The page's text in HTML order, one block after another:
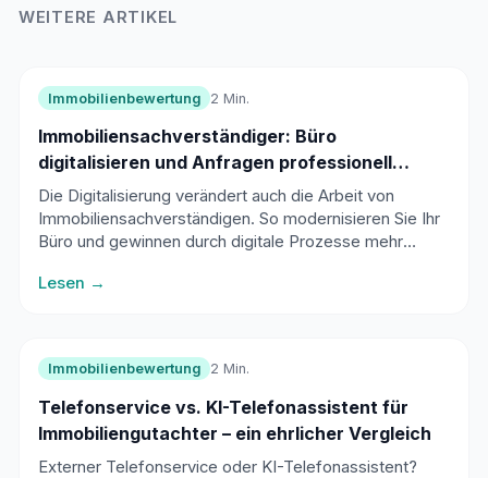
WEITERE ARTIKEL
Immobilienbewertung 2 Min.
Immobiliensachverständiger: Büro
digitalisieren und Anfragen professionell
managen
Die Digitalisierung verändert auch die Arbeit von
Immobiliensachverständigen. So modernisieren Sie Ihr
Büro und gewinnen durch digitale Prozesse mehr
Lesen →
Immobilienbewertung 2 Min.
Telefonservice vs. KI-Telefonassistent für
Immobiliengutachter – ein ehrlicher Vergleich
Externer Telefonservice oder KI-Telefonassistent?